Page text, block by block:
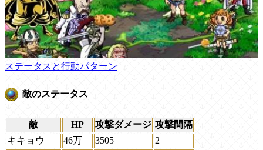
ステータスと行動パターン
敵のステータス
敵 HP 攻撃ダメージ 攻撃間隔
キキョウ
46万 3505
2